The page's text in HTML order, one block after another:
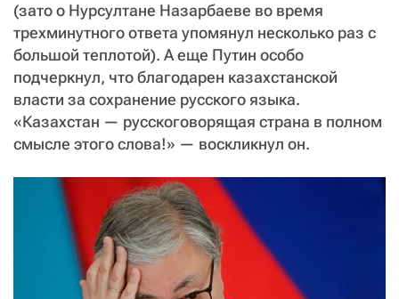
(зато о Нурсултане Назарбаеве во время
трехминутного ответа упомянул несколько раз с
большой теплотой). А еще Путин особо
подчеркнул, что благодарен казахстанской
власти за сохранение русского языка.
«Казахстан — русскоговорящая страна в полном
смысле этого слова!» — воскликнул он.